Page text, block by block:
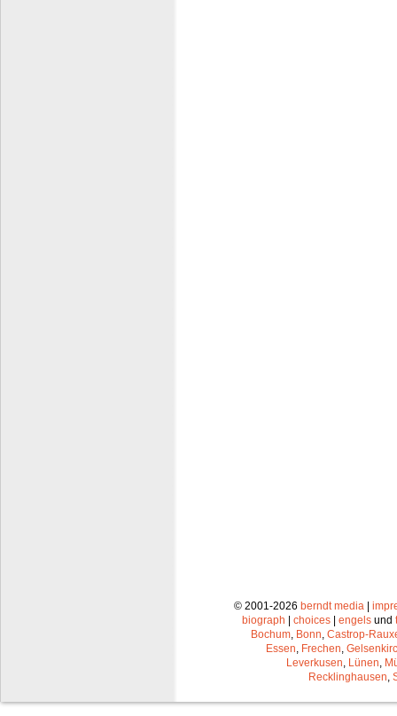
© 2001-2026 berndt media |
biograph | choices | engels und
Bochum Bonn Castrop-
Essen Frechen
Leverkusen Lünen
Recklinghausen